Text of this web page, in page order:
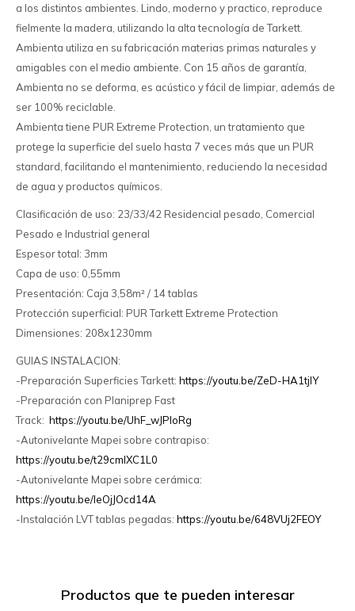
a los distintos ambientes. Lindo, moderno y practico, reproduce
fielmente la madera, utilizando la alta tecnología de Tarkett.
Ambienta utiliza en su fabricación materias primas naturales y
amigables con el medio ambiente. Con 15 años de garantía,
Ambienta no se deforma, es acústico y fácil de limpiar, además de
ser 100% reciclable.
Ambienta tiene PUR Extreme Protection, un tratamiento que
protege la superficie del suelo hasta 7 veces más que un PUR
standard, facilitando el mantenimiento, reduciendo la necesidad
de agua y productos químicos.
Clasificación de uso: 23/33/42 Residencial pesado, Comercial
Pesado e Industrial general
Espesor total: 3mm
Capa de uso: 0,55mm
Presentación: Caja 3,58m² / 14 tablas
Protección superficial: PUR Tarkett Extreme Protection
Dimensiones: 208x1230mm
GUIAS INSTALACION:
-Preparación Superficies Tarkett: https://youtu.be/ZeD-HA1tjlY
-Preparación con Planiprep Fast
Track: https://youtu.be/UhF_wJPIoRg
-Autonivelante Mapei sobre contrapiso:
https://youtu.be/t29cmlXC1L0
-Autonivelante Mapei sobre cerámica:
https://youtu.be/IeOjJOcd14A
-Instalación LVT tablas pegadas: https://youtu.be/648VUj2FEOY
Productos que te pueden interesar